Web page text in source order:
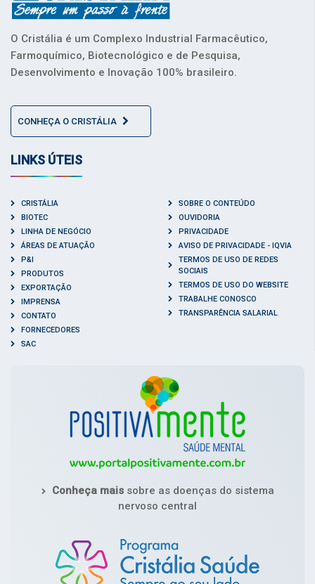
O Cristália é um Complexo Industrial Farmacêutico,
Farmoquímico, Biotecnológico e de Pesquisa,
Desenvolvimento e Inovação 100% brasileiro.
CONHEÇA O CRISTÁLIA
LINKS ÚTEIS
CRISTÁLIA
BIOTEC
LINHA DE NEGÓCIO
ÁREAS DE ATUAÇÃO
P&I
PRODUTOS
EXPORTAÇÃO
IMPRENSA
CONTATO
FORNECEDORES
SAC
SOBRE O CONTEÚDO
OUVIDORIA
PRIVACIDADE
AVISO DE PRIVACIDADE - IQVIA
TERMOS DE USO DE REDES
SOCIAIS
TERMOS DE USO DO WEBSITE
TRABALHE CONOSCO
TRANSPARÊNCIA SALARIAL
Conheça maissobre as doenças do sistema
nervoso central